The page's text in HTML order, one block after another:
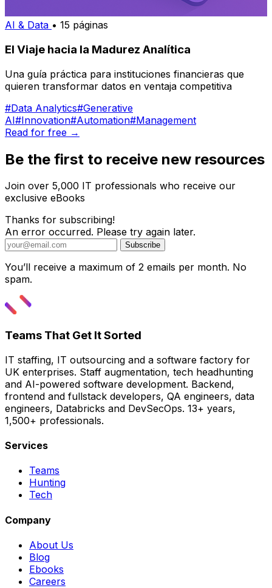
AI & Data • 15 páginas
El Viaje hacia la Madurez Analítica
Una guía práctica para instituciones financieras que
quieren transformar datos en ventaja competitiva
#Data Analytics#Generative
AI#Innovation#Automation#Management
Read for free →
Be the first to receive new resources
Join over 5,000 IT professionals who receive our
exclusive eBooks
Thanks for subscribing!
An error occurred. Please try again later.
Subscribe
You’ll receive a maximum of 2 emails per month. No
spam.
Teams That Get It Sorted
IT staffing, IT outsourcing and a software factory for
UK enterprises. Staff augmentation, tech headhunting
and AI-powered software development. Backend,
frontend and fullstack developers, QA engineers, data
engineers, Databricks and DevSecOps. 13+ years,
1,500+ professionals.
Services
Teams
Hunting
Tech
Company
About Us
Blog
Ebooks
Careers